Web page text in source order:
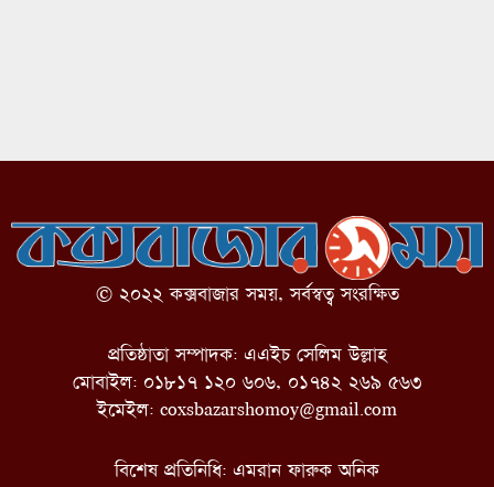
© ২০২২ কক্সবাজার সময়, সর্বস্বত্ব সংরক্ষিত
প্রতিষ্ঠাতা সম্পাদক: এএইচ সেলিম উল্লাহ
মোবাইল: ০১৮১৭ ১২০ ৬০৬, ০১৭৪২ ২৬৯ ৫৬৩
ইমেইল: coxsbazarshomoy@gmail.com
বিশেষ প্রতিনিধি: এমরান ফারুক অনিক